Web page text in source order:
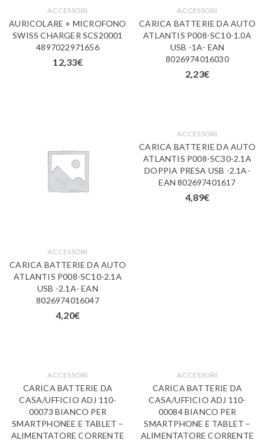
ACCESSORI
AURICOLARE + MICROFONO
SWISS CHARGER SCS20001
4897022971656
12,33€
ACCESSORI
CARICA BATTERIE DA AUTO
ATLANTIS P008-SC10-1.0A
USB -1A- EAN
8026974016030
2,23€
ACCESSORI
CARICA BATTERIE DA AUTO
ATLANTIS P008-SC10-2.1A
USB -2.1A- EAN
8026974016047
4,20€
ACCESSORI
CARICA BATTERIE DA AUTO
ATLANTIS P008-SC30-2.1A
DOPPIA PRESA USB -2.1A-
EAN 802697401617
4,89€
ACCESSORI
CARICA BATTERIE DA
CASA/UFFICIO ADJ 110-
00073 BIANCO PER
SMARTPHONEE E TABLET –
ALIMENTATORE CORRENTE
ACCESSORI
CARICA BATTERIE DA
CASA/UFFICIO ADJ 110-
00084 BIANCO PER
SMARTPHONE E TABLET –
ALIMENTATORE CORRENTE